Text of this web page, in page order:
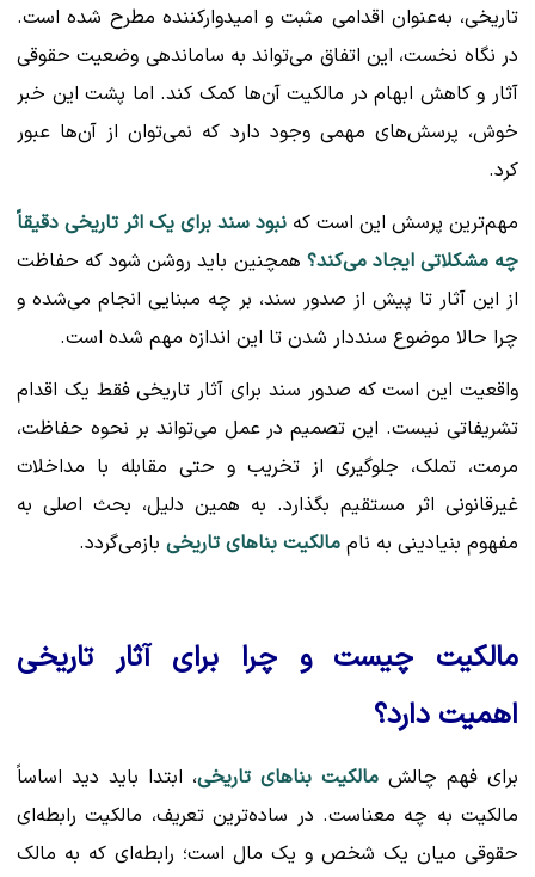
تاریخی، به‌عنوان اقدامی مثبت و امیدوارکننده مطرح شده است.
در نگاه نخست، این اتفاق می‌تواند به ساماندهی وضعیت حقوقی
آثار و کاهش ابهام در مالکیت آن‌ها کمک کند. اما پشت این خبر
خوش، پرسش‌های مهمی وجود دارد که نمی‌توان از آن‌ها عبور
کرد.
مهم‌ترین پرسش این است که نبود سند برای یک اثر تاریخی دقیقاً
چه مشکلاتی ایجاد می‌کند؟ همچنین باید روشن شود که حفاظت
از این آثار تا پیش از صدور سند، بر چه مبنایی انجام می‌شده و
چرا حالا موضوع سنددار شدن تا این اندازه مهم شده است.
واقعیت این است که صدور سند برای آثار تاریخی فقط یک اقدام
تشریفاتی نیست. این تصمیم در عمل می‌تواند بر نحوه حفاظت،
مرمت، تملک، جلوگیری از تخریب و حتی مقابله با مداخلات
غیرقانونی اثر مستقیم بگذارد. به همین دلیل، بحث اصلی به
مفهوم بنیادینی به نام مالکیت بناهای تاریخی بازمی‌گردد.
مالکیت چیست و چرا برای آثار تاریخی
اهمیت دارد؟
برای فهم چالش مالکیت بناهای تاریخی، ابتدا باید دید اساساً
مالکیت به چه معناست. در ساده‌ترین تعریف، مالکیت رابطه‌ای
حقوقی میان یک شخص و یک مال است؛ رابطه‌ای که به مالک